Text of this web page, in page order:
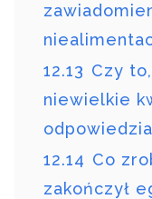
12.13 Czy
niewielkie
12.14 Co
zakończył